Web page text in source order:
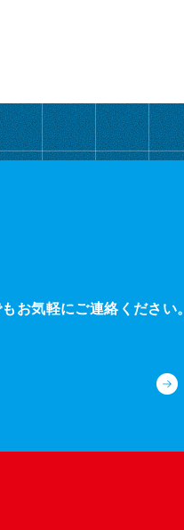
お気軽にご連絡ください。